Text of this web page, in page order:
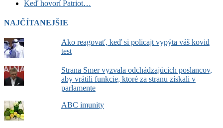
Keď hovorí Patriot…
NAJČÍTANEJŠIE
Ako reagovať, keď si policajt vypýta váš kovid
test
Strana Smer vyzvala odchádzajúcich poslancov,
aby vrátili funkcie, ktoré za stranu získali v
parlamente
ABC imunity